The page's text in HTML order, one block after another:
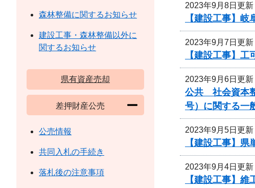
2023年9月8日更新
【建設工事】
2023年9月7日更新
【建設工事】
2023年9月6日更新
公共 社会資本
号）に関する一
2023年9月5日更新
【建設工事】
2023年9月4日更新
【建設工事】
森林整備に関するお知らせ
建設工事・森林整備以外に
関するお知らせ
県有資産売却
差押財産公売
公売情報
共同入札の手続き
落札後の注意事項